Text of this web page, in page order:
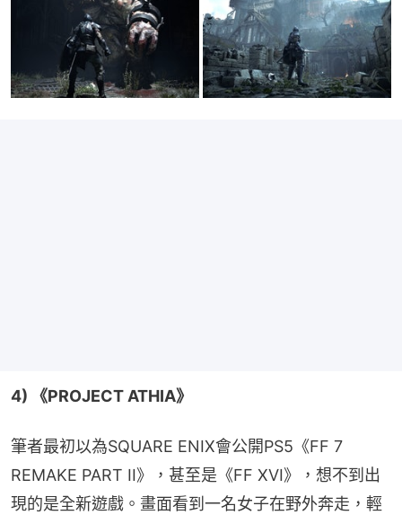
4) 《PROJECT ATHIA》
筆者最初以為SQUARE ENIX會公開PS5《FF 7
REMAKE PART II》，甚至是《FF XVI》，想不到出
現的是全新遊戲。畫面看到一名女子在野外奔走，輕